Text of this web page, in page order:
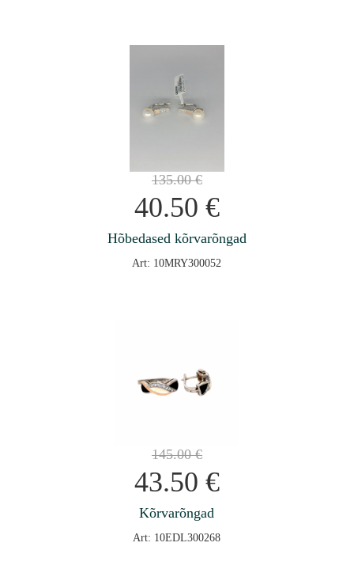
135.00€
40.50 €
Hõbedased kõrvarõngad
Art: 10MRY300052
145.00€
43.50 €
Kõrvarõngad
Art: 10EDL300268